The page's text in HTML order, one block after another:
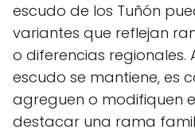
escudo de los Tuñón
variantes que reflejan
o diferencias regionales.
escudo se mantiene, es
agreguen o modifiquen
destacar una rama